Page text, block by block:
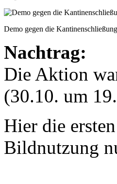
Demo gegen die Kantinenschließung
Nachtrag:
Die Aktion
(30.10. um
Hier die
Bildnutzung